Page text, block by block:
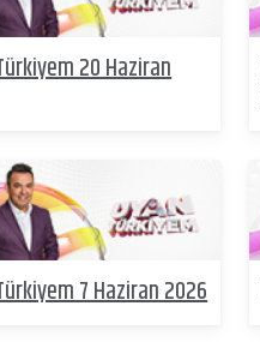
20 Haziran
7 Haziran 2026